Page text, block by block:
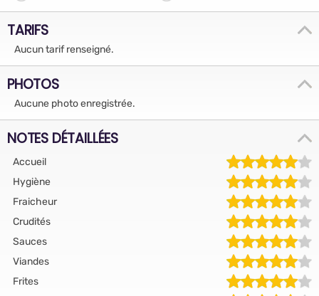
TARIFS
Aucun tarif renseigné.
PHOTOS
Aucune photo enregistrée.
NOTES DÉTAILLÉES
Accueil
Hygiène
Fraicheur
Crudités
Sauces
Viandes
Frites